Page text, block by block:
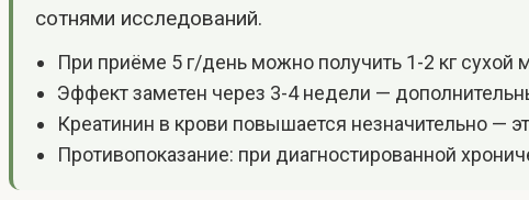
сотнями исследований.
При приёме 5 г/день можно получить 1-2 кг
Эффект заметен через 3-4 недели —
Креатинин в крови повышается незначительно —
Противопоказание: при диагностированной